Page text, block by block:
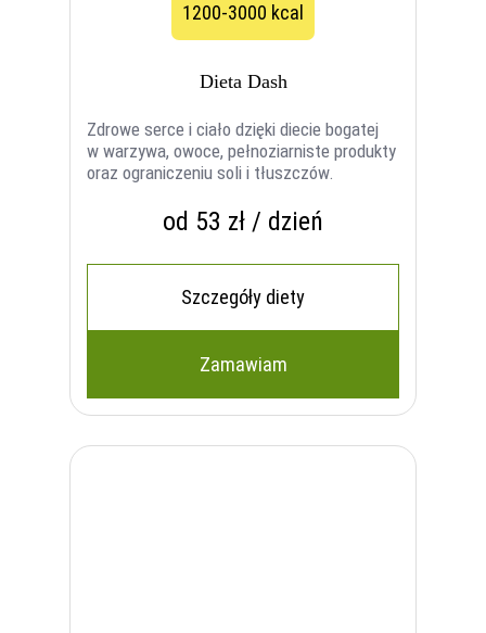
1200-3000 kcal
Dieta Dash
Zdrowe serce i ciało dzięki diecie bogatej
w warzywa, owoce, pełnoziarniste produkty
oraz ograniczeniu soli i tłuszczów.
od 53 zł / dzień
Szczegóły diety
Zamawiam